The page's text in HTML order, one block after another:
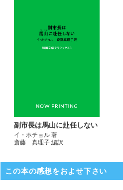
副市長は馬山に赴任しない
イ・ホチョル 著
斎藤 真理子 編訳
この本の感想をおよせ下さい